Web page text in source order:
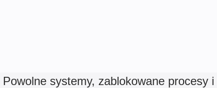
Powolne systemy, zablokowane procesy i